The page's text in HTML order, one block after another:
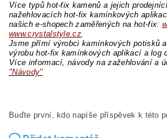
Více typů hot-fix kamenů a jejich
nažehlovacích hot-fix kamínkových
našich e-shopech zaměřených na hot-fix:
www.crystalstyle.cz.
Jsme přímí výrobci kamínkových potisků
výrobu hot-fix kamínkových aplikací a log
Více informací, návody na zažehlování a
"Návody"
Buďte první, kdo napíše příspěvek k této